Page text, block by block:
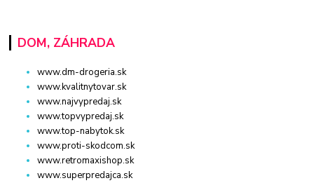
DOM, ZÁHRADA
www.dm-drogeria.sk
www.kvalitnytovar.sk
www.najvypredaj.sk
www.topvypredaj.sk
www.top-nabytok.sk
www.proti-skodcom.sk
www.retromaxishop.sk
www.superpredajca.sk